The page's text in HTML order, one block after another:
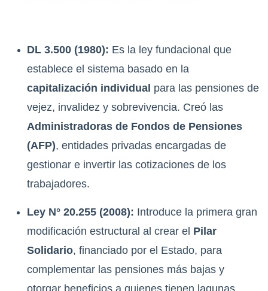
DL 3.500 (1980): Es la ley fundacional que
establece el sistema basado en la
capitalización individual para las pensiones de
vejez, invalidez y sobrevivencia. Creó las
Administradoras de Fondos de Pensiones
(AFP), entidades privadas encargadas de
gestionar e invertir las cotizaciones de los
trabajadores.
Ley N° 20.255 (2008): Introduce la primera gran
modificación estructural al crear el Pilar
Solidario, financiado por el Estado, para
complementar las pensiones más bajas y